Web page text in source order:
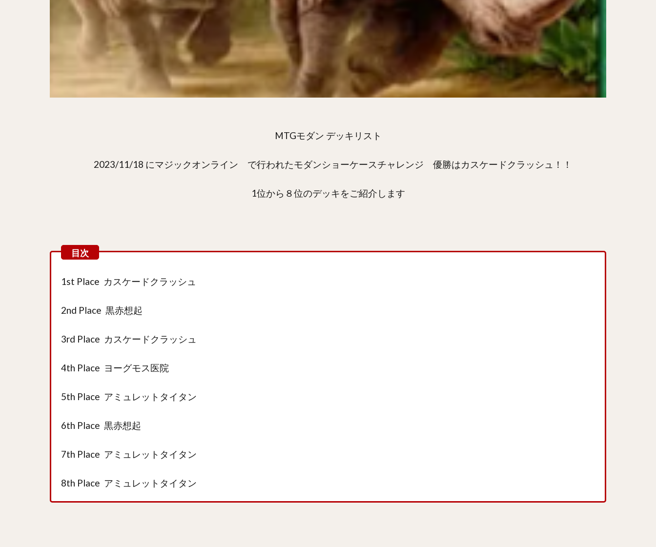
MTGモダン デッキリスト
2023/11/18 にマジックオンライン で行われたモダンショーケースチャレンジ 優勝はカスケードクラッシュ！！
1位から８位のデッキをご紹介します
1st Place カスケードクラッシュ
2nd Place 黒赤想起
3rd Place カスケードクラッシュ
4th Place ヨーグモス医院
5th Place アミュレットタイタン
6th Place 黒赤想起
7th Place アミュレットタイタン
8th Place アミュレットタイタン